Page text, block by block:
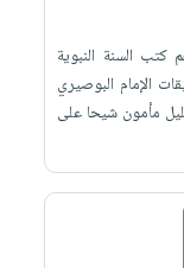
السنة النبوية
الإمام البوصيري
مأمون شيحا على